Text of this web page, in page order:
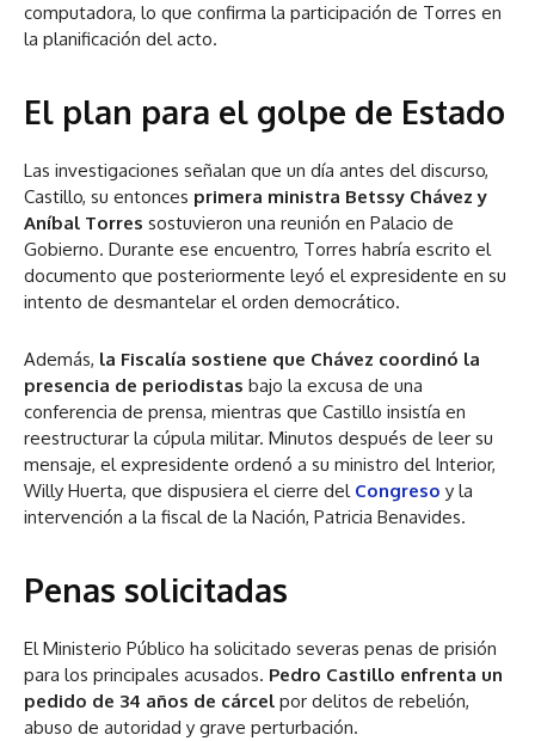
computadora, lo que confirma la participación de Torres en
la planificación del acto.
El plan para el golpe de Estado
Las investigaciones señalan que un día antes del discurso,
Castillo, su entonces primera ministra Betssy Chávez y
Aníbal Torres sostuvieron una reunión en Palacio de
Gobierno. Durante ese encuentro, Torres habría escrito el
documento que posteriormente leyó el expresidente en su
intento de desmantelar el orden democrático.
Además, la Fiscalía sostiene que Chávez coordinó la
presencia de periodistas bajo la excusa de una
conferencia de prensa, mientras que Castillo insistía en
reestructurar la cúpula militar. Minutos después de leer su
mensaje, el expresidente ordenó a su ministro del Interior,
Willy Huerta, que dispusiera el cierre del Congreso y la
intervención a la fiscal de la Nación, Patricia Benavides.
Penas solicitadas
El Ministerio Público ha solicitado severas penas de prisión
para los principales acusados. Pedro Castillo enfrenta un
pedido de 34 años de cárcel por delitos de rebelión,
abuso de autoridad y grave perturbación.